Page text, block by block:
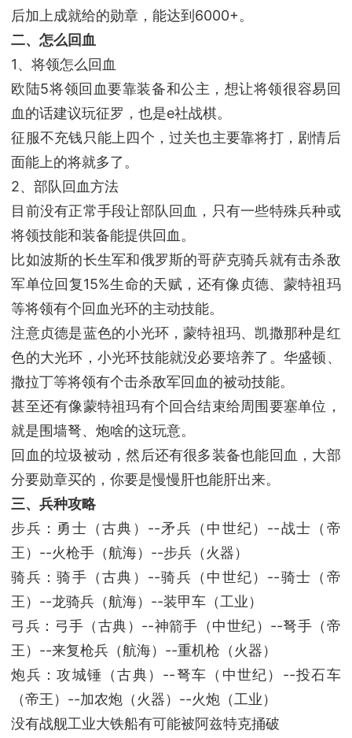
后加上成就给的勋章，能达到6000+。
二、怎么回血
1、将领怎么回血
欧陆5将领回血要靠装备和公主，想让将领很容易回
血的话建议玩征罗，也是e社战棋。
征服不充钱只能上四个，过关也主要靠将打，剧情后
面能上的将就多了。
2、部队回血方法
目前没有正常手段让部队回血，只有一些特殊兵种或
将领技能和装备能提供回血。
比如波斯的长生军和俄罗斯的哥萨克骑兵就有击杀敌
军单位回复15%生命的天赋，还有像贞德、蒙特祖玛
等将领有个回血光环的主动技能。
注意贞德是蓝色的小光环，蒙特祖玛、凯撒那种是红
色的大光环，小光环技能就没必要培养了。华盛顿、
撒拉丁等将领有个击杀敌军回血的被动技能。
甚至还有像蒙特祖玛有个回合结束给周围要塞单位，
就是围墙弩、炮啥的这玩意。
回血的垃圾被动，然后还有很多装备也能回血，大部
分要勋章买的，你要是慢慢肝也能肝出来。
三、兵种攻略
步兵：勇士（古典）--矛兵（中世纪）--战士（帝
王）--火枪手（航海）--步兵（火器）
骑兵：骑手（古典）--骑兵（中世纪）--骑士（帝
王）--龙骑兵（航海）--装甲车（工业）
弓兵：弓手（古典）--神箭手（中世纪）--弩手（帝
王）--来复枪兵（航海）--重机枪（火器）
炮兵：攻城锤（古典）--弩车（中世纪）--投石车
（帝王）--加农炮（火器）--火炮（工业）
没有战舰工业大铁船有可能被阿兹特克捅破